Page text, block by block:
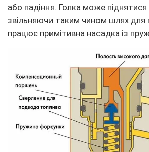
або падіння. Голка може
звільняючи таким чином шлях для
працює примітивна насадка із